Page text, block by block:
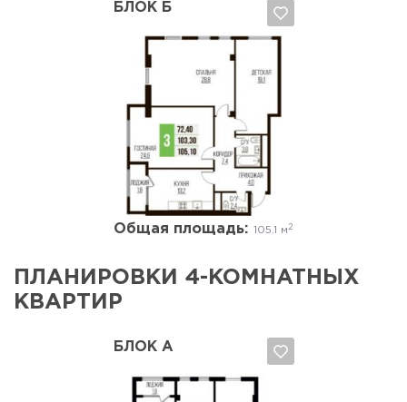
БЛОК Б
Общая площадь: 105.1 м 2
Да, удалить
ПЛАНИРОВКИ 4-КОМНАТНЫХ
КВАРТИР
БЛОК А